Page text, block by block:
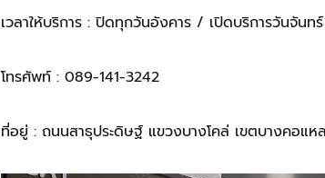
เวลาให้บริการ : ปิดทุกวันอังคาร / เปิดบริการวันจัน
โทรศัพท์ : 089-141-3242
ที่อยู่ : ถนนสาธุประดิษฐ์ แขวงบางโคล่ เขตบางคอแห